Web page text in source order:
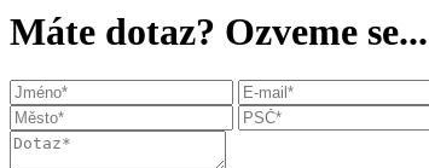
Máte dotaz? Ozveme se...